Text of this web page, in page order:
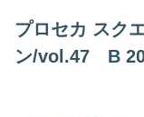
プロセカ スク
ン/vol.47 B